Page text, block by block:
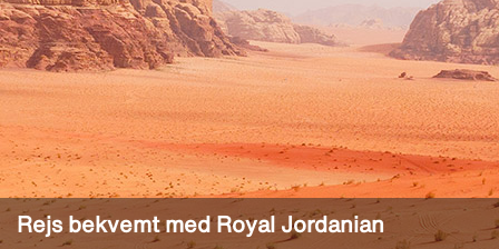
Rejs bekvemt med Royal Jordanian